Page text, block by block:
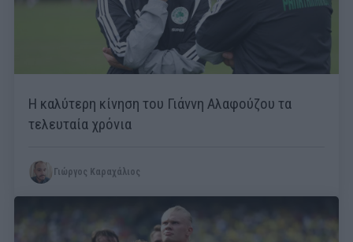
Η καλύτερη κίνηση του Γιάννη Αλαφούζου τα
τελευταία χρόνια
Γιώργος Καραχάλιος